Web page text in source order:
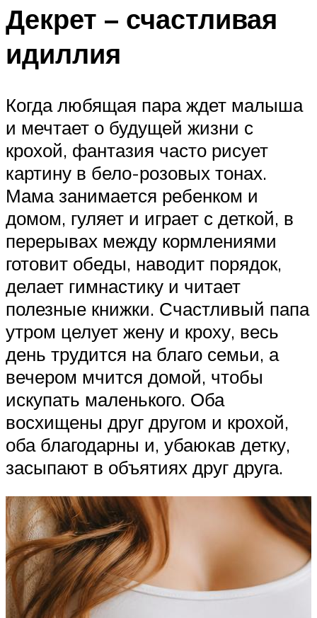
Декрет – счастливая
идиллия
Когда любящая пара ждет малыша
и мечтает о будущей жизни с
крохой, фантазия часто рисует
картину в бело-розовых тонах.
Мама занимается ребенком и
домом, гуляет и играет с деткой, в
перерывах между кормлениями
готовит обеды, наводит порядок,
делает гимнастику и читает
полезные книжки. Счастливый папа
утром целует жену и кроху, весь
день трудится на благо семьи, а
вечером мчится домой, чтобы
искупать маленького. Оба
восхищены друг другом и крохой,
оба благодарны и, убаюкав детку,
засыпают в объятиях друг друга.